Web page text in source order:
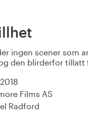
ingen scener som
den blirderfor tillatt
Films AS
Radford